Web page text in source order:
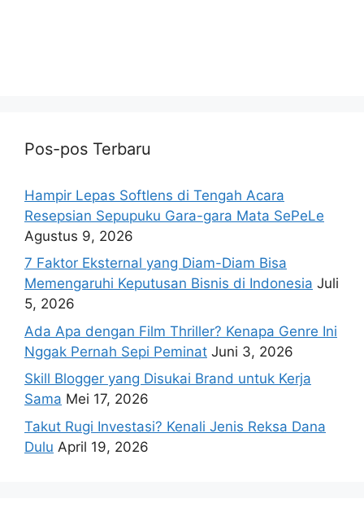
Pos-pos Terbaru
Hampir Lepas Softlens di Tengah Acara
Resepsian Sepupuku Gara-gara Mata SePeLe
Agustus 9, 2026
7 Faktor Eksternal yang Diam-Diam Bisa
Memengaruhi Keputusan Bisnis di Indonesia Juli
5, 2026
Ada Apa dengan Film Thriller? Kenapa Genre Ini
Nggak Pernah Sepi Peminat Juni 3, 2026
Skill Blogger yang Disukai Brand untuk Kerja
Sama Mei 17, 2026
Takut Rugi Investasi? Kenali Jenis Reksa Dana
Dulu April 19, 2026